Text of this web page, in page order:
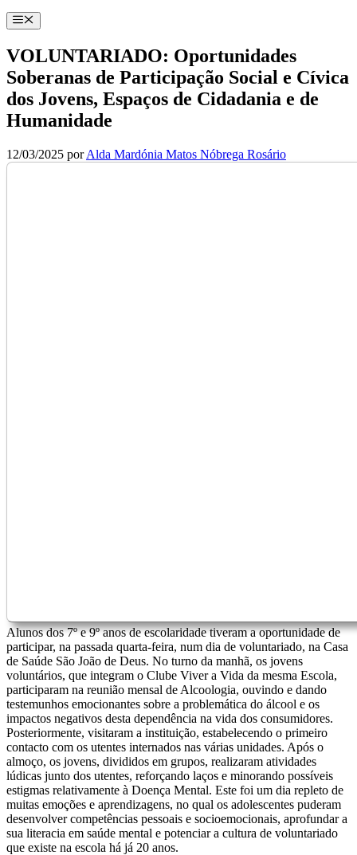
Menu
VOLUNTARIADO: Oportunidades
Soberanas de Participação Social e Cívica
dos Jovens, Espaços de Cidadania e de
Humanidade
12/03/2025 porAlda Mardónia Matos Nóbrega Rosário
Alunos dos 7º e 9º anos de escolaridade tiveram a oportunidade de
participar, na passada quarta-feira, num dia de voluntariado, na Casa
de Saúde São João de Deus. No turno da manhã, os jovens
voluntários, que integram o Clube Viver a Vida da mesma Escola,
participaram na reunião mensal de Alcoologia, ouvindo e dando
testemunhos emocionantes sobre a problemática do álcool e os
impactos negativos desta dependência na vida dos consumidores.
Posteriormente, visitaram a instituição, estabelecendo o primeiro
contacto com os utentes internados nas várias unidades. Após o
almoço, os jovens, divididos em grupos, realizaram atividades
lúdicas junto dos utentes, reforçando laços e minorando possíveis
estigmas relativamente à Doença Mental. Este foi um dia repleto de
muitas emoções e aprendizagens, no qual os adolescentes puderam
desenvolver competências pessoais e socioemocionais, aprofundar a
sua literacia em saúde mental e potenciar a cultura de voluntariado
que existe na escola há já 20 anos.